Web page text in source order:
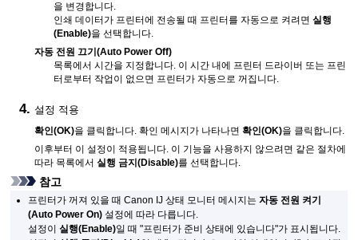
을 변경합니다.
인쇄 데이터가 프린터에 전송될 때 프린터를 자동으로 켜려면 실행
(Enable)을 선택합니다.
자동 전원 끄기(Auto Power Off)
목록에서 시간을 지정합니다. 이 시간 내에 프린터 드라이버 또는 프린
터 로부터 작업이 없으면 프린터 가 자동으로 꺼집니다.
설정 적용
확인(OK)을 클릭합니다. 확인 메시지가 나타나면확인(OK)을 클릭합니다.
이후부터 이 설정이 적용됩니다. 이 기능을 사용하지 않으려면 같은 절차에
따라 목록에서실행 금지(Disable)를 선택합니다.
참고
프린터가 꺼져 있을 때Canon IJ 상태 모니터 메시지는자동 전원 켜기
(Auto Power On) 설정에 따라 다릅니다.
설정이실행(Enable)일 때 "프린터가 준비 상태에 있습니다"가 표시됩니다.